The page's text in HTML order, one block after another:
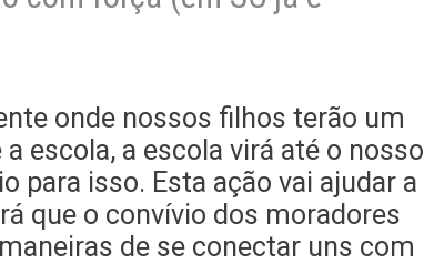
onde nossos filhos terão um
escola, a escola virá até o nosso
isso. Esta ação vai ajudar a
que o convívio dos moradores
de se conectar uns com